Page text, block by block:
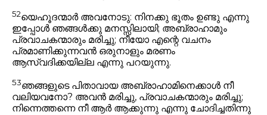
52യെഹൂദന്മാർ അവനോടു: നിനക്കു ഭൂതം ഉണ്ടു എന്നു
ഇപ്പോൾ ഞങ്ങൾക്കു മനസ്സിലായി; അബ്രാഹാമും
പ്രവാചകന്മാരും മരിച്ചു; നീയോ എന്റെ വചനം
പ്രമാണിക്കുന്നവൻ ഒരുനാളും മരണം
ആസ്വദിക്കയില്ല എന്നു പറയുന്നു.
53ഞങ്ങളുടെ പിതാവായ അബ്രാഹാമിനെക്കാൾ നീ
വലിയവനോ? അവൻ മരിച്ചു, പ്രവാചകന്മാരും മരിച്ചു;
നിന്നെത്തന്നെ നീ ആർ ആക്കുന്നു എന്നു ചോദിച്ചതിന്നു